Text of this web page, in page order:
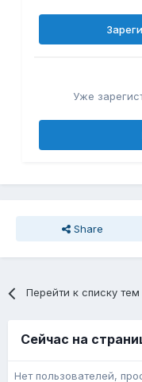
Уже
Share
Перейти к списку тем
Сейчас на
Нет пользователей,